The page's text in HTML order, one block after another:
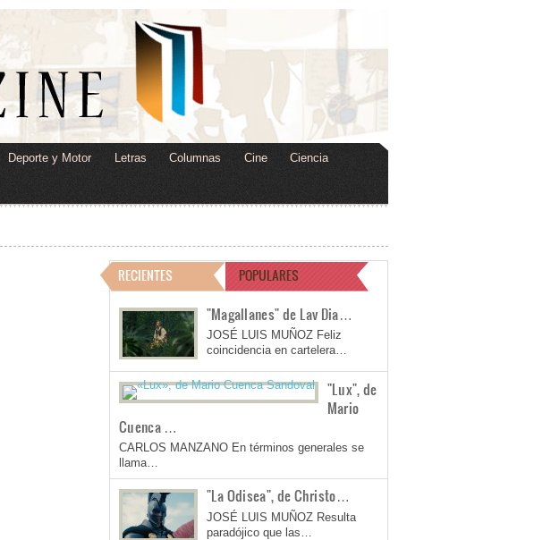
Deporte y Motor Letras Columnas Cine Ciencia
RECIENTES POPULARES
"Magallanes" de Lav Dia…
JOSÉ LUIS MUÑOZ Feliz
coincidencia en cartelera…
"Lux", de
Mario
Cuenca …
CARLOS MANZANO En términos generales se
llama…
"La Odisea", de Christo…
JOSÉ LUIS MUÑOZ Resulta
paradójico que las…